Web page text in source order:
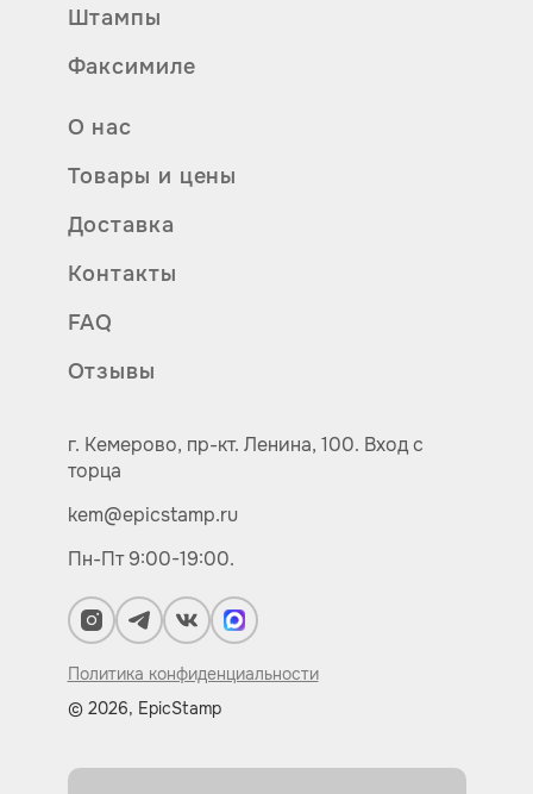
Факсимиле
Штампы
О нас
Товары и цены
Доставка
Контакты
FAQ
Отзывы
г. Кемерово, пр-кт. Ленина, 100. Вход с
торца
kem@epicstamp.ru
Пн-Пт 9:00-19:00.
Политика конфиденциальности
© 2026, EpicStamp